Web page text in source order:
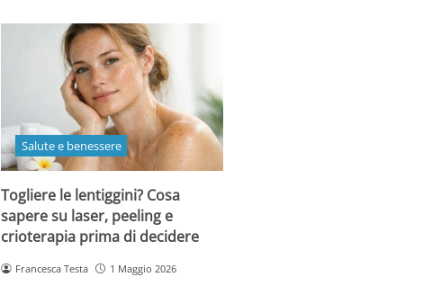
Salute e benessere
Togliere le lentiggini? Cosa
sapere su laser, peeling e
crioterapia prima di decidere
Francesca Testa 1 Maggio 2026